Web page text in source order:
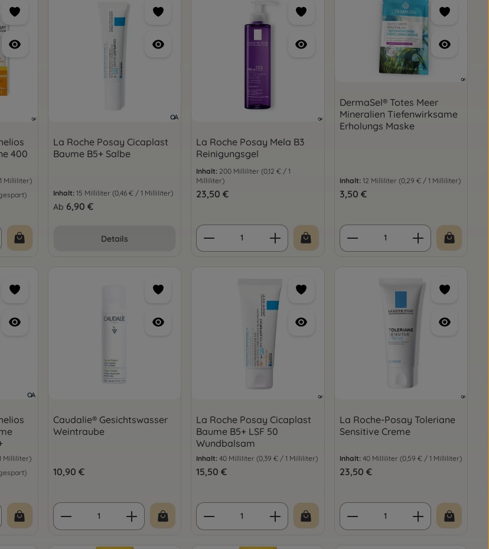
400
Milliliter)
Gib den gewünschten Wert ein oder benutze die Schaltflächen um
La Roche Posay Cicaplast
Baume B5+ Salbe
Inhalt: 15 Milliliter (0,46 € / 1 Milliliter)
Regulärer Preis:
Ab 6,90 €
Details
La Roche Posay Mela B3
Reinigungsgel
Inhalt: 200 Milliliter (0,12 € / 1
Milliliter)
Regulärer Preis:
23,50 €
Produkt Anzahl: Gib den gewünschten
DermaSel® Totes Meer
Mineralien Tiefenwirksame
Erholungs Maske
Inhalt: 12 Milliliter (0,29 € / 1 Milliliter)
Regulärer Preis:
3,50 €
Produkt Anzahl: Gib
Milliliter)
Gib den gewünschten Wert ein oder benutze die Schaltflächen um
Caudalie® Gesichtswasser
Weintraube
Regulärer Preis:
10,90 €
Produkt Anzahl: Gib den gewünschten Wert ein oder benutze
La Roche Posay Cicaplast
Baume B5+ LSF 50
Wundbalsam
Inhalt: 40 Milliliter (0,39 € / 1 Milliliter)
Regulärer Preis:
15,50 €
Produkt Anzahl: Gib den gewünschten
La Roche-Posay Toleriane
Sensitive Creme
Inhalt: 40 Milliliter (0,59 € / 1 Milliliter)
Regulärer Preis:
23,50 €
Produkt Anzahl: Gib